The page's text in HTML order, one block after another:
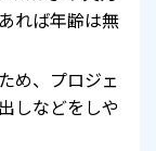
れば年齢は無
め、プロジェ
しなどをしや